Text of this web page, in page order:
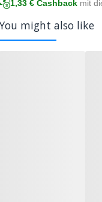
1,33 € Cashback mit
might also like